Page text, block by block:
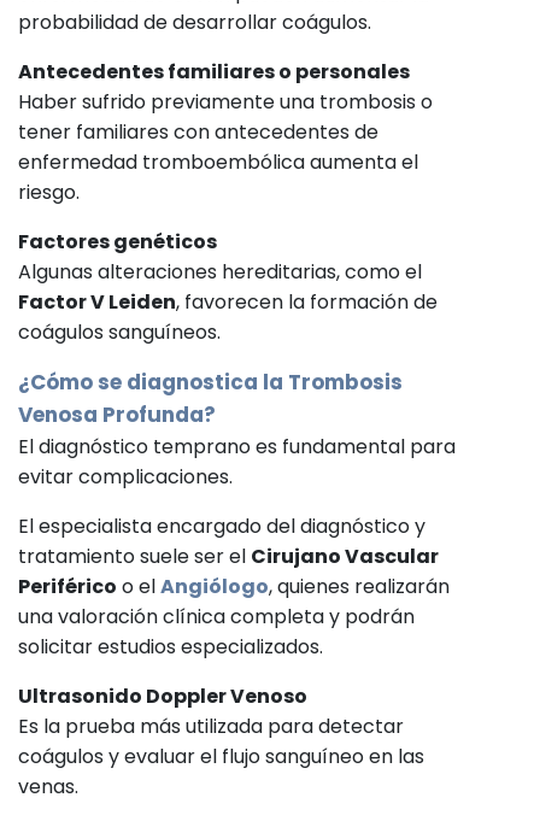
probabilidad de desarrollar coágulos.
Antecedentes familiares o personales
Haber sufrido previamente una trombosis o
tener familiares con antecedentes de
enfermedad tromboembólica aumenta el
riesgo.
Factores genéticos
Algunas alteraciones hereditarias, como el
Factor V Leiden, favorecen la formación de
coágulos sanguíneos.
¿Cómo se diagnostica la Trombosis
Venosa Profunda?
El diagnóstico temprano es fundamental para
evitar complicaciones.
El especialista encargado del diagnóstico y
tratamiento suele ser el Cirujano Vascular
Periférico o elAngiólogo, quienes realizarán
una valoración clínica completa y podrán
solicitar estudios especializados.
Ultrasonido Doppler Venoso
Es la prueba más utilizada para detectar
coágulos y evaluar el flujo sanguíneo en las
venas.